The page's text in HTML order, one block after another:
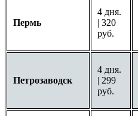
Пермь
4 дня.
| 320
руб.
Петрозаводск
4 дня.
| 299
руб.